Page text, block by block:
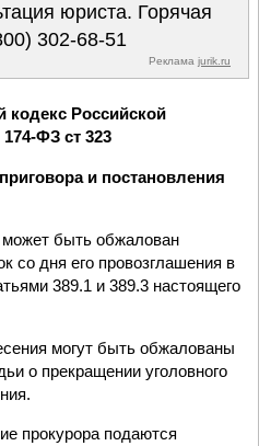
юриста. Горячая
302-68-51
Реклама jurik.ru
кодекс Российской
ФЗ ст 323
и постановления
может быть обжалован
со дня его провозглашения в
389.1 и 389.3 настоящего
могут быть обжалованы
о прекращении уголовного
прокурора подаются